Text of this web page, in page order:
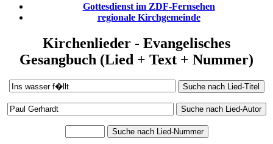
Gottesdienst im ZDF-Fernsehen
regionale Kirchgemeinde
Kirchenlieder - Evangelisches
Gesangbuch (Lied + Text + Nummer)